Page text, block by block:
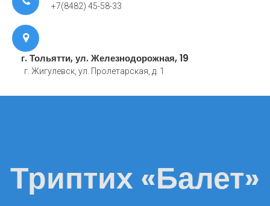
+7(8482) 45-58-33
г. Тольятти, ул. Железнодорожная, 19
г. Жигулевск, ул. Пролетарская, д. 1
Триптих «Балет»